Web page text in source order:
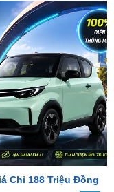
Chỉ 188 Triệu Đồng